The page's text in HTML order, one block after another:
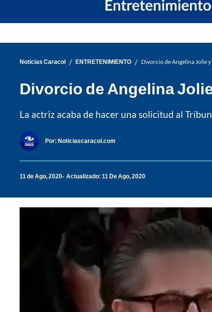
Noticias Caracol / ENTRETENIMIENTO / Divorcio de Angelina Jolie
Divorcio de Angelina
La actriz acaba de hacer una solicitud al
Por: Noticiascaracol.com
11 de Ago, 2020 Actualizado: 11 De Ago, 2020